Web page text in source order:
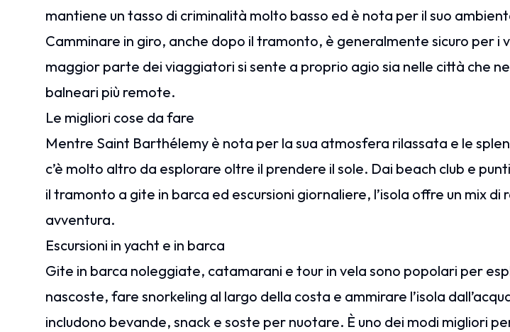
mantiene un tasso di criminalità molto basso ed è nota per il suo
Camminare in giro, anche dopo il tramonto, è generalmente sicuro per i
maggior parte dei viaggiatori si sente a proprio agio sia nelle città che
balneari più remote.
Le migliori cose da fare
Mentre Saint Barthélemy è nota per la sua atmosfera rilassata e le
c’è molto altro da esplorare oltre il prendere il sole. Dai beach club e
il tramonto a gite in barca ed escursioni giornaliere, l’isola offre un mix di
avventura.
Escursioni in yacht e in barca
Gite in barca noleggiate, catamarani e tour in vela sono popolari per
nascoste, fare snorkeling al largo della costa e ammirare l’isola
includono bevande, snack e soste per nuotare. È uno dei modi migliori